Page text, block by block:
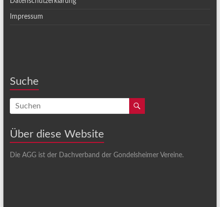
Impressum
Suche
Über diese Website
Die AGG ist der Dachverband der Gondelsheimer Vereine.